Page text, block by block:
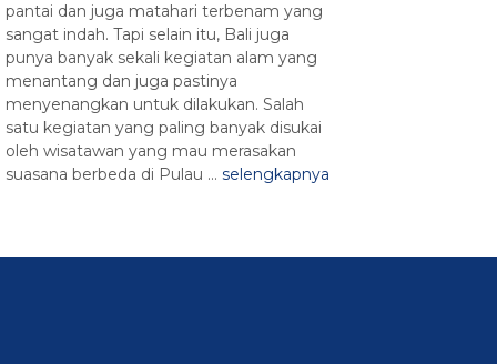
pantai dan juga matahari terbenam yang
sangat indah. Tapi selain itu, Bali juga
punya banyak sekali kegiatan alam yang
menantang dan juga pastinya
menyenangkan untuk dilakukan. Salah
satu kegiatan yang paling banyak disukai
oleh wisatawan yang mau merasakan
suasana berbeda di Pulau ... selengkapnya